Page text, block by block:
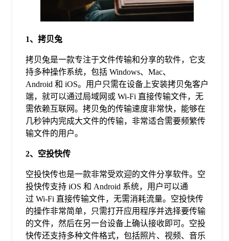
1、拷贝兔
拷贝兔是一款专注于文件传输和分享的软件，它支
持多种操作系统，包括 Windows、Mac、
Android 和 iOS。用户只需在设备上安装拷贝兔客户
端，就可以通过局域网或 Wi-Fi 直接传输文件，无
需依赖互联网。拷贝兔的传输速度非常快，能够在
几秒钟内完成大文件的传输，非常适合需要频繁传
输文件的用户。
2、空投快传
空投快传也是一款非常受欢迎的文件分享软件。空
投快传支持 iOS 和 Android 系统，用户可以通
过 Wi-Fi 直接传输文件，无需消耗流量。空投快传
的操作非常简单，只需打开应用程序并选择要传输
的文件，然后在另一台设备上确认接收即可。空投
快传还支持多种文件格式，包括照片、视频、音乐